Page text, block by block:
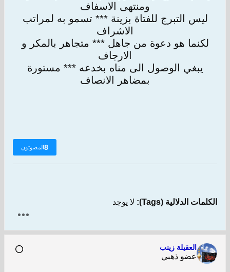
ومنتهى الاسفاف
ليس التبرج للفتاة بزينة *** تسمو به لمراتب
الاشراف
لكنما هو دعوة من جاهل *** متجاهر بالمكر و
الارجاف
يبغي الوصول الى مناه بخدعه *** مستورة
بمضاهر الانصاف
8المصوتون
الكلمات الدلالية (Tags): لا يوجد
العقيلة زينب
عضو ذهبي